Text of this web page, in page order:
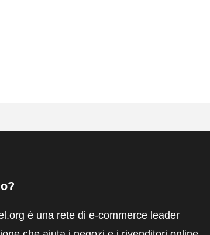
è una rete di e-commerce leader